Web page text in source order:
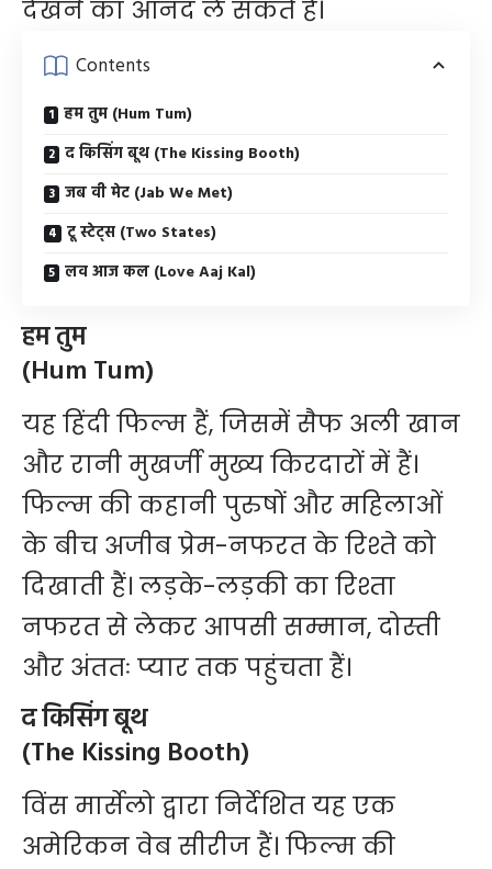
देखने का आनंद ले सकते हैं।
Contents
हम तुम (Hum Tum)
द किसिंग बूथ (The Kissing Booth)
जब वी मेट (Jab We Met)
टू स्टेट्स (Two States)
लव आज कल (Love Aaj Kal)
हम तुम
(Hum Tum)
यह हिंदी फिल्म हैं, जिसमें सैफ अली खान
और रानी मुखर्जी मुख्य किरदारों में हैं।
फिल्म की कहानी पुरुषों और महिलाओं
के बीच अजीब प्रेम-नफरत के रिश्ते को
दिखाती हैं। लड़के-लड़की का रिश्ता
नफरत से लेकर आपसी सम्मान, दोस्ती
और अंततः प्यार तक पहुंचता हैं।
द किसिंग बूथ
(The Kissing Booth)
विंस मार्सेलो द्वारा निर्देशित यह एक
अमेरिकन वेब सीरीज हैं। फिल्म की